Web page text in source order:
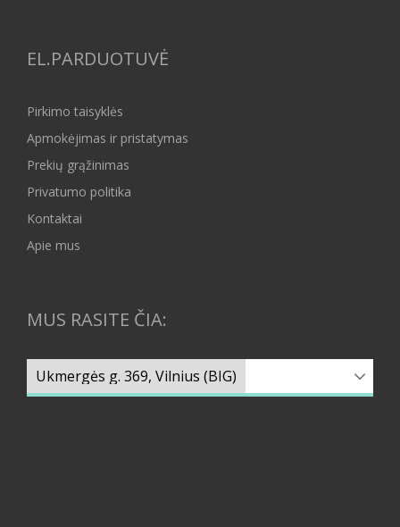
EL.PARDUOTUVĖ
Pirkimo taisyklės
Apmokėjimas ir pristatymas
Prekių grąžinimas
Privatumo politika
Kontaktai
Apie mus
MUS RASITE ČIA: